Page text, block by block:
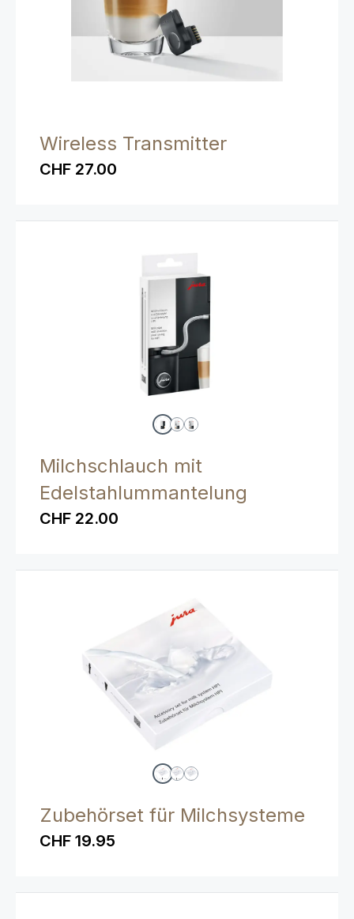
Wireless Transmitter
CHF 27.00
Milchschlauch mit
Edelstahlummantelung
CHF 22.00
Zubehörset für Milchsysteme
CHF 19.95